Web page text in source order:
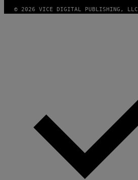
© 2026 VICE DIGITAL PUBLISHING, LLC